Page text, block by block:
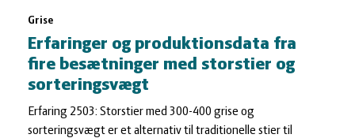
Grise
Erfaringer og produktionsdata fra
fire besætninger med storstier og
sorteringsvægt
Erfaring 2503: Storstier med 300-400 grise og
sorteringsvægt er et alternativ til traditionelle stier til